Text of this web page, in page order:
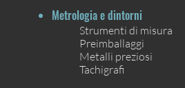
Metrologia e dintorni
Strumenti di misura
Preimballaggi
Metalli preziosi
Tachigrafi